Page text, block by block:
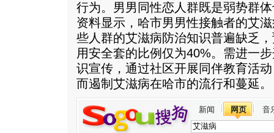
行为。男男同性恋人群既是弱势群
资料显示，哈市男男性接触者的艾
些人群的艾滋病防治知识普遍缺乏
用安全套的比例仅为40%。需进一
识宣传，通过社区开展同伴教育活
而遏制艾滋病在哈市的流行和蔓延。
新闻 网页 音